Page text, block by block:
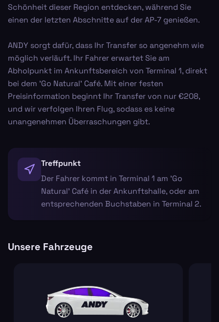
Schönheit dieser Region entdecken, während Sie
einen der letzten Abschnitte auf der AP-7 genießen.
ANDY sorgt dafür, dass Ihr Transfer so angenehm wie
möglich verläuft. Ihr Fahrer erwartet Sie am
Abholpunkt im Ankunftsbereich von Terminal 1, direkt
bei dem 'Go Natural' Café. Mit einer festen
Preisinformation beginnt Ihr Transfer von nur €208,
und wir verfolgen Ihren Flug, sodass es keine
unangenehmen Überraschungen gibt.
Treffpunkt
Der Fahrer kommt in Terminal 1 am 'Go
Natural' Café in der Ankunftshalle, oder am
entsprechenden Buchstaben in Terminal 2.
Unsere Fahrzeuge